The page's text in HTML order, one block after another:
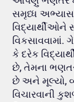
સમૃધ્ધ
વિદ્યાર્થીઓને
વિકસાવવામાં.
કે દરેક
છે, તેમના
છે અને મૂલ્યો,
વિચારવાની